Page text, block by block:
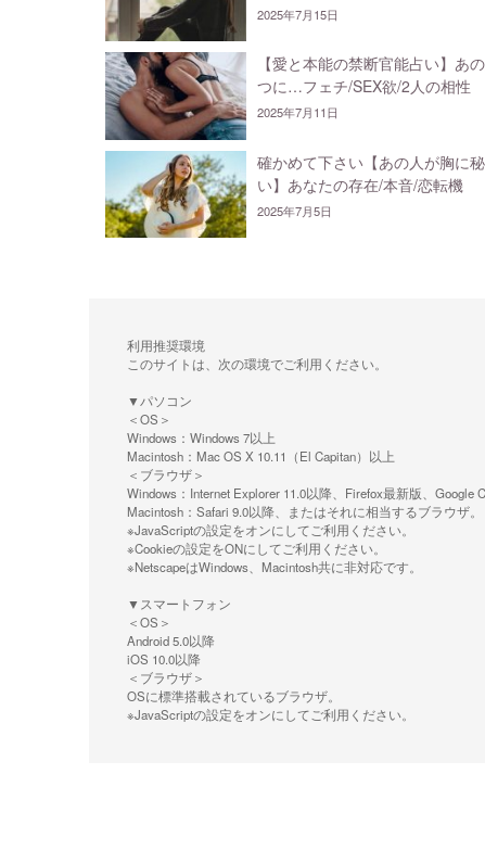
2025年7月15日
【愛と本能の禁断官能占い】あ
つに…フェチ/SEX欲/2人の相性
2025年7月11日
確かめて下さい【あの人が胸に
い】あなたの存在/本音/恋転機
2025年7月5日
利用推奨環境
このサイトは、次の環境でご利用ください。
▼パソコン
＜OS＞
Windows：Windows 7以上
Macintosh：Mac OS X 10.11（El Capitan）以上
＜ブラウザ＞
Windows：Internet Explorer 11.0以降、Firefox最新版、Google
Macintosh：Safari 9.0以降、またはそれに相当するブラウザ。
※JavaScriptの設定をオンにしてご利用ください。
※Cookieの設定をONにしてご利用ください。
※NetscapeはWindows、Macintosh共に非対応です。
▼スマートフォン
＜OS＞
Android 5.0以降
iOS 10.0以降
＜ブラウザ＞
OSに標準搭載されているブラウザ。
※JavaScriptの設定をオンにしてご利用ください。